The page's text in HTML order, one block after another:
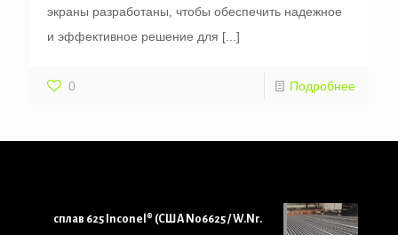
экраны разработаны, чтобы обеспечить надежное
и эффективное решение для [...]
0 Подробнее
сплав 625 Inconel® (США N06625 / W.Nr.